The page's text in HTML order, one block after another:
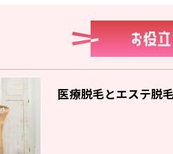
医療脱毛とエステ脱